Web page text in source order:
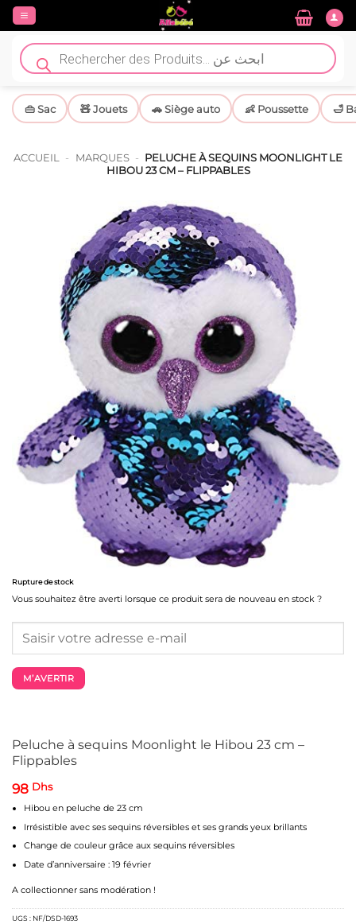
Passer
contenu
Recherche
de
produits
👜 Sac 🧸 Jouets 🚗 Siège auto 👶 Poussette 🛁
ACCUEIL - MARQUES - PELUCHE À SEQUINS MOONLIGHT LE
HIBOU 23 CM – FLIPPABLES
Peluche à sequins Moonlight le Hibou 23 cm –
Flippables
98 Dhs
Hibou en peluche de 23 cm
Irrésistible avec ses sequins réversibles et ses grands yeux brillants
Change de couleur grâce aux sequins réversibles
Date d’anniversaire : 19 février
A collectionner sans modération !
Rupture de stock
Vous souhaitez être averti lorsque ce produit sera de nouveau en stock ?
M’AVERTIR
UGS : NF/DSD-1693